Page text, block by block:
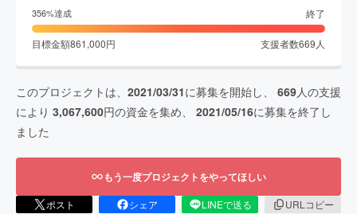
356%達成 終了
目標金額861,000円 支援者数669 人
このプロジェクトは、 2021/03/31に募集を開始し、 669人の支援
により 3,067,600円の資金を集め、 2021/05/16に募集を終了し
ました
もう一度プロジェクトをやってほしい
ポスト シェア LINEで送る
URLコピー